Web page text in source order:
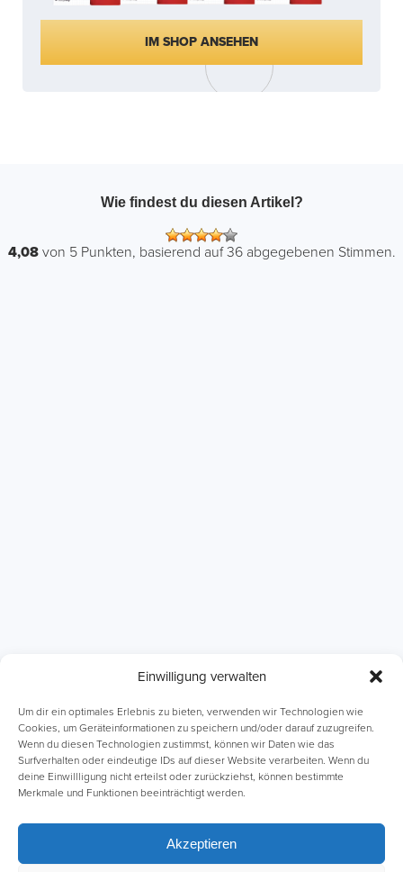
Einwilligung verwalten
Um dir ein optimales Erlebnis zu bieten, verwenden wir Technologien wie
Cookies, um Geräteinformationen zu speichern und/oder darauf zuzugreifen.
Wenn du diesen Technologien zustimmst, können wir Daten wie das
Surfverhalten oder eindeutige IDs auf dieser Website verarbeiten. Wenn du
deine Einwillligung nicht erteilst oder zurückziehst, können bestimmte
Merkmale und Funktionen beeinträchtigt werden.
Akzeptieren
IM SHOP ANSEHEN
Wie findest du diesen Artikel?
4,08von 5Punkten, basierend auf36abgegebenen Stimmen.
ABI Intensivkurse Online-Kurse
Einzelnachhilfe Lernhefte